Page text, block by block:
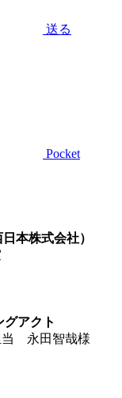
送る
Pocket
本株式会社）
アクト
永田智哉様